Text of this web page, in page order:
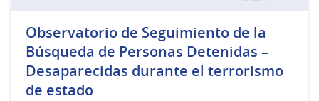
Observatorio de Seguimiento de la
Búsqueda de Personas Detenidas –
Desaparecidas durante el terrorismo
de estado